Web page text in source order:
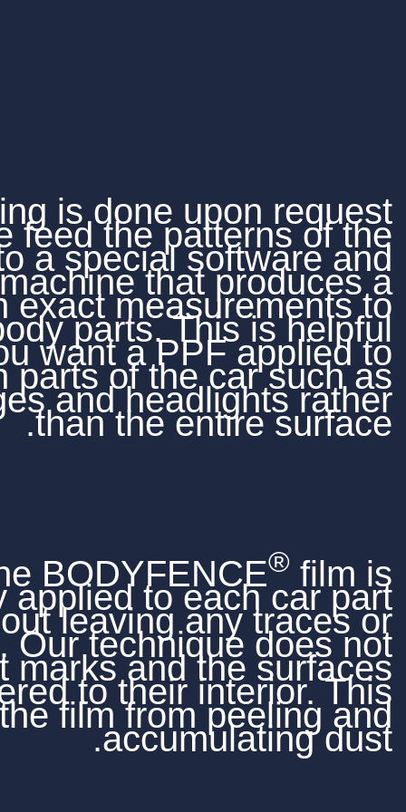
Pre-cutting is done
where we feed the
car to a special
cutting machine that
sheet with exact
the body parts.
when you want a
certain parts of the
door edges and
than the
The
flawlessly applied to
without leaving
creases. Our
leave cut marks and
are covered to their
prevents the film from